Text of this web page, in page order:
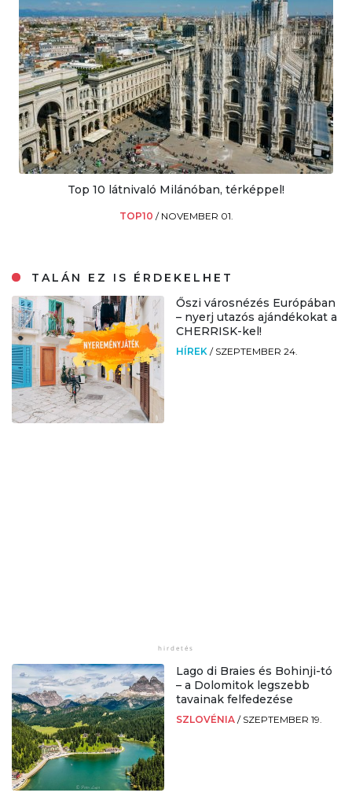
Top 10 látnivaló Milánóban, térképpel!
TOP10 / NOVEMBER 01.
TALÁN EZ IS ÉRDEKELHET
Őszi városnézés Európában
– nyerj utazós ajándékokat a
CHERRISK-kel!
HÍREK / SZEPTEMBER 24.
Lago di Braies és Bohinji-tó
– a Dolomitok legszebb
tavainak felfedezése
SZLOVÉNIA / SZEPTEMBER 19.